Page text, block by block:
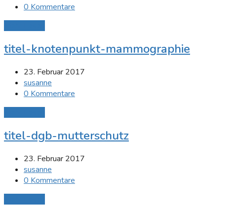
0 Kommentare
titel-knotenpunkt-mammographie
23. Februar 2017
susanne
0 Kommentare
titel-dgb-mutterschutz
23. Februar 2017
susanne
0 Kommentare